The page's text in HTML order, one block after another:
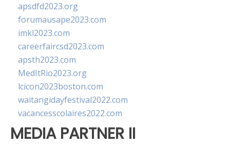
apsdfd2023.org
forumausape2023.com
imkl2023.com
careerfaircsd2023.com
apsth2023.com
MedItRio2023.org
lcicon2023boston.com
waitangidayfestival2022.com
vacancesscolaires2022.com
MEDIA PARTNER II